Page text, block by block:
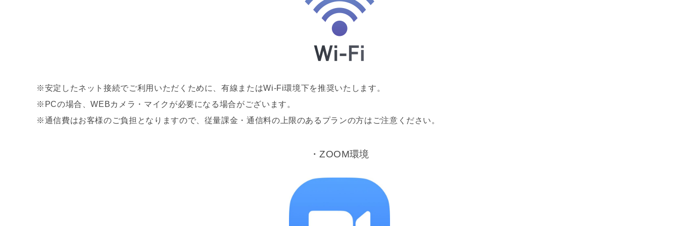
※安定したネット接続でご利用いただくために、有線またはWi-Fi環境下を推奨いたします。
※PCの場合、WEBカメラ・マイクが必要になる場合がございます。
※通信費はお客様のご負担となりますので、従量課金・通信料の上限のあるプランの方はご注意ください。
・ZOOM環境